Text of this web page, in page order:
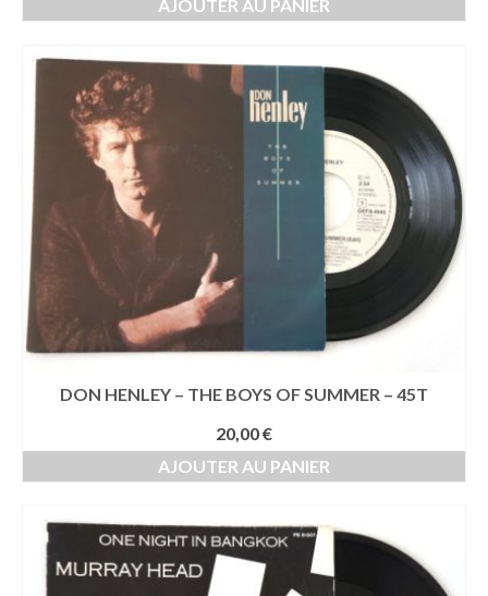
AJOUTER AU PANIER
DON HENLEY – THE BOYS OF SUMMER – 45T
20,00€
AJOUTER AU PANIER